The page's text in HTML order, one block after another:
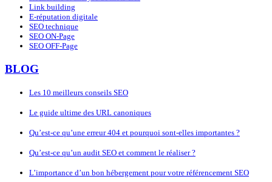
Link building
E-réputation digitale
SEO technique
SEO ON-Page
SEO OFF-Page
BLOG
Les 10 meilleurs conseils SEO
Le guide ultime des URL canoniques
Qu’est-ce qu’une erreur 404 et pourquoi sont-elles importantes ?
Qu’est-ce qu’un audit SEO et comment le réaliser ?
L’importance d’un bon hébergement pour votre référencement SEO